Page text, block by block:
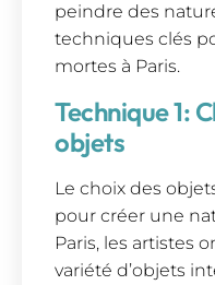
peindre des
techniques clés
mortes à Paris.
Technique 1:
objets
Le choix des
pour créer une
Paris, les artistes
variété d’objets